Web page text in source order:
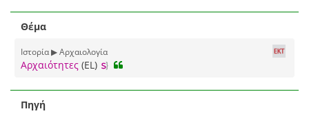
Θέμα
Ιστορία ▶ Αρχαιολογία
Αρχαιότητες (EL)
Πηγή